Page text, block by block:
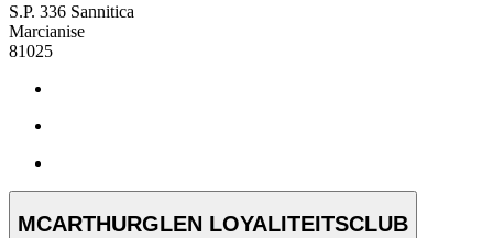
S.P. 336 Sannitica
Marcianise
81025
MCARTHURGLEN LOYALITEITSCLUB